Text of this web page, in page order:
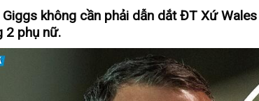
Giggs không cần phải dẫn dắt ĐT Xứ
2 phụ nữ.